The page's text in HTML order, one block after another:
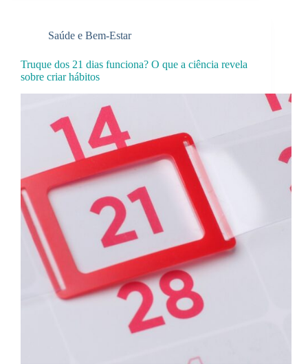
Saúde e Bem-Estar
Truque dos 21 dias funciona? O que a ciência revela
sobre criar hábitos